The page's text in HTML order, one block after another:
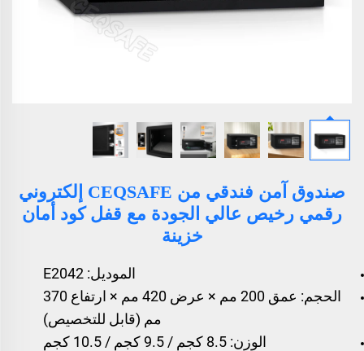
صندوق آمن فندقي من CEQSAFE إلكتروني
رقمي رخيص عالي الجودة مع قفل كود أمان
خزينة
الموديل: E2042
الحجم: عمق 200 مم × عرض 420 مم × ارتفاع 370
مم (قابل للتخصيص)
الوزن: 8.5 كجم / 9.5 كجم / 10.5 كجم